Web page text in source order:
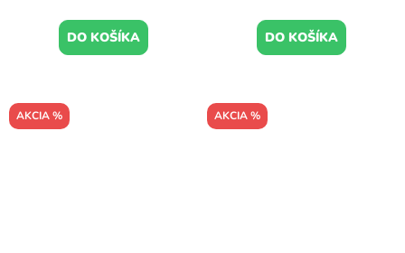
DO KOŠÍKA DO KOŠÍKA
AKCIA % AKCIA %